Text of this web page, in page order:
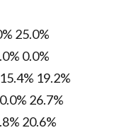
25.0%
0.0%
19.2%
26.7%
20.6%